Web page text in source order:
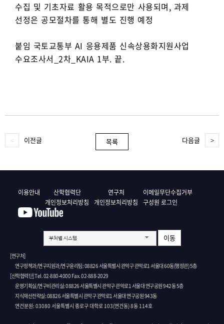
수집 및 기초자료 활용 목적으로만 사용되며, 과제
선정은 공모절차를 통해 별도 진행 예정
붙임 국토교통부 AI 응용제품 신속상용화지원사업
수요조사서_2차_KAIA 1부. 끝.
이전글 목록 다음글
이용안내
산학협력단
개인정보처리방침
연구처
개인정보처리방침
이메일무단수집거부
구성원 로그인
부처별 시스템 이동
[연구처]
연구정책과/연구지원과/연구윤리팀: 08826 서울특별시 관악구 관악로1 서울대 60동(행정관) 5층
[산학협력단] Tel. 02-880-4000 Fax. 02-888-2029
운영기획실/연구비관리실: 08826 서울특별시 관악구 관악로1 서울대 연구공원 942동 5층
지식재산전략실: 08826 서울특별시 관악구 관악로1 서울대 연구공원 943동
연건분원: 03080 서울특별시 종로구 대학로 103(연건동) 8동 114호